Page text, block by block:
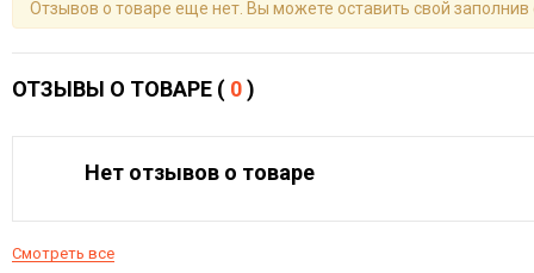
Отзывов о товаре еще нет. Вы можете оставить свой заполнив
ОТЗЫВЫ О ТОВАРЕ ( 0)
Нет отзывов о товаре
Смотреть все